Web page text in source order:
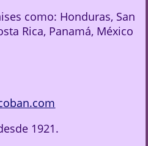
como: Honduras, San
Rica, Panamá, México
1921.